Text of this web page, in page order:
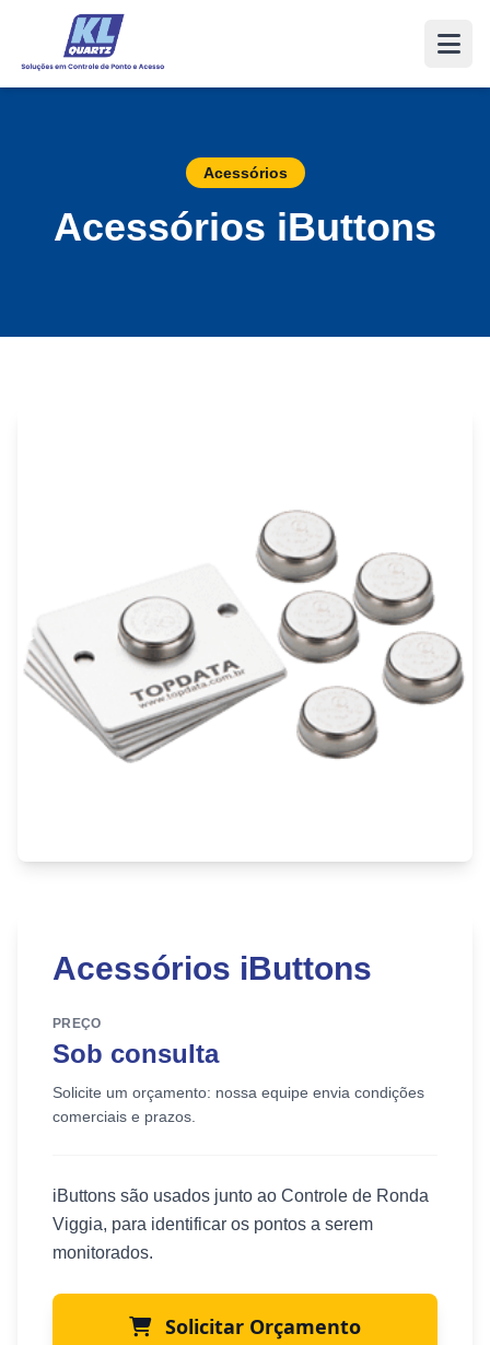
Acessórios
Acessórios iButtons
Acessórios iButtons
PREÇO
Sob consulta
Solicite um orçamento: nossa equipe envia condições
comerciais e prazos.
iButtons são usados junto ao Controle de Ronda
Viggia, para identificar os pontos a serem
monitorados.
Solicitar Orçamento